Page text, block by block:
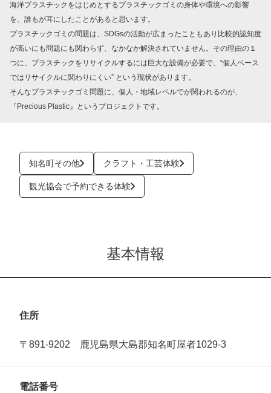
海洋プラスチックをはじめとするプラスチックゴミの身体や環境への影響
を、誰もが耳にしたことがあると思います。
プラスチックゴミの問題は、SDGsの活動が広まったこともあり比較的認知度
が高いにも問題にも関わらず、なかなか解決されていません。その理由の１
つに、プラスチックをリサイクルするには巨大な設備が必要で、“個人ベース
ではリサイクルに関わりにくい” という現状があります。
そんなプラスチックゴミ問題に、個人・地域レベルでが関われるのが、
『Precious Plastic』というプロジェクトです。
知名町その他 クラフト・工芸体験
観光協会で予約できる体験
基本情報
住所
〒891-9202 鹿児島県大島郡知名町屋者1029‐3
電話番号